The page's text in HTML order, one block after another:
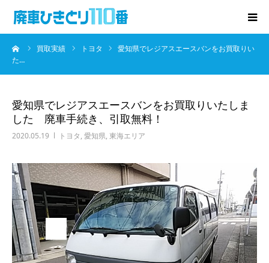
買取実績 トヨタ
愛知県でレジアスエースバンをお買取りい
た…
愛知県でレジアスエースバンをお買取りいたしま
した 廃車手続き、引取無料！
2020.05.19 トヨタ, 愛知県, 東海エリア
廃車･事故車の買取
無料査定
お知らせ
会社概要
お問い合わせ